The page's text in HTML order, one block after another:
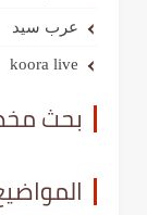
عرب سيد
koora live
بحث